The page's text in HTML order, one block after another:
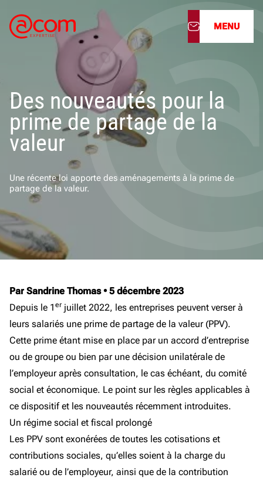
À propos
Nos services
Nos cabinets
MENU
Des nouveautés pour la
prime de partage de la
valeur
Une récente loi apporte des aménagements à la prime de
partage de la valeur.
Par Sandrine Thomas• 5 décembre 2023
Depuis le 1 er juillet 2022, les entreprises peuvent verser à
leurs salariés une prime de partage de la valeur (PPV).
Cette prime étant mise en place par un accord d’entreprise
ou de groupe ou bien par une décision unilatérale de
l’employeur après consultation, le cas échéant, du comité
social et économique. Le point sur les règles applicables à
ce dispositif et les nouveautés récemment introduites.
Un régime social et fiscal prolongé
Les PPV sont exonérées de toutes les cotisations et
contributions sociales, qu’elles soient à la charge du
salarié ou de l’employeur, ainsi que de la contribution